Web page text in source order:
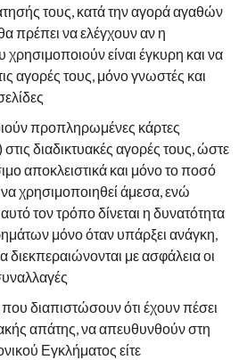
τους, κατά την αγορά αγαθών
πρέπει να ελέγχουν αν η
χρησιμοποιούν είναι έγκυρη και να
αγορές τους, μόνο γνωστές και
προπληρωμένες κάρτες
διαδικτυακές αγορές τους, ώστε
αποκλειστικά και μόνο το ποσό
χρησιμοποιηθεί άμεσα, ενώ
τον τρόπο δίνεται η δυνατότητα
μόνο όταν υπάρξει ανάγκη,
διεκπεραιώνονται με ασφάλεια οι
διαπιστώσουν ότι έχουν πέσει
απάτης, να απευθυνθούν στη
Εγκλήματος είτε